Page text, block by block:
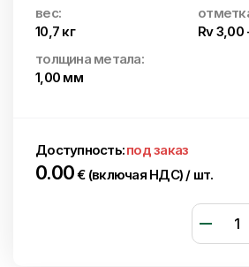
вес:
10,7 кг
Rv
толщина метала:
1,00 мм
Доступность:под заказ
0.00€ (включая НДС) / шт.